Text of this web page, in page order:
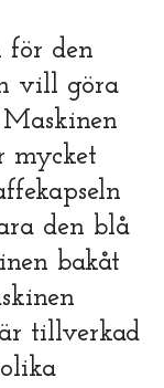
för den
vill göra
mycket
den blå
bakåt
är tillverkad